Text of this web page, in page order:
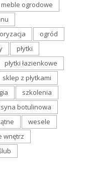
meble ogrodowe
ogród
płytki
płytki łazienkowe
sklep z płytkami
szkolenia
botulinowa
wesele
wnętrz